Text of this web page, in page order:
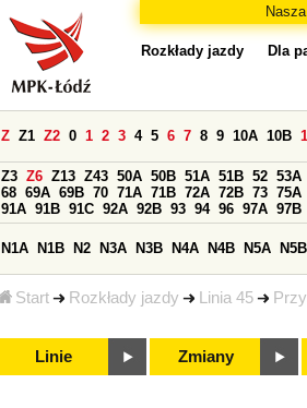
Start Rozkłady jazdy Linia 45
Rozkłady jazdy Dla
Z Z1 Z2 0 1 2 3 4 5 6 7 8 9 10A 10B
Z3 Z6 Z13 Z43 50A 50B 51A 51B 52 53A
68 69A 69B 70 71A 71B 72A 72B 73 75A
91A 91B 91C 92A 92B 93 94 96 97A 97B
N1A N1B N2 N3A N3B N4A N4B N5A N5B
Linie Zmiany